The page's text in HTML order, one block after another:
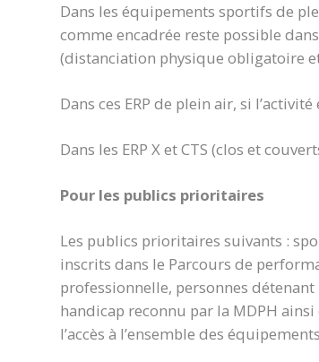
Dans les équipements sportifs de
comme encadrée reste possible
(distanciation physique obligatoire
Dans ces ERP de plein air, si
Dans les ERP X et CTS (clos et
Pour les publics prioritaires
Les publics prioritaires suivants :
inscrits dans le Parcours de
professionnelle, personnes
handicap reconnu par la MDPH
l’accès à l’ensemble des